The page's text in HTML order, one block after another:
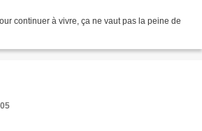
continuer à vivre, ça ne vaut pas la peine de